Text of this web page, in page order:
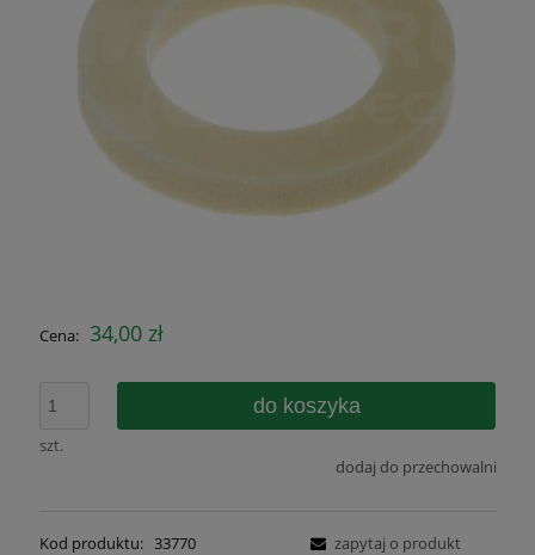
Cena: 34,00 zł
szt.
do koszyka
dodaj do przechowalni
Kod produktu: 33770
zapytaj o produkt